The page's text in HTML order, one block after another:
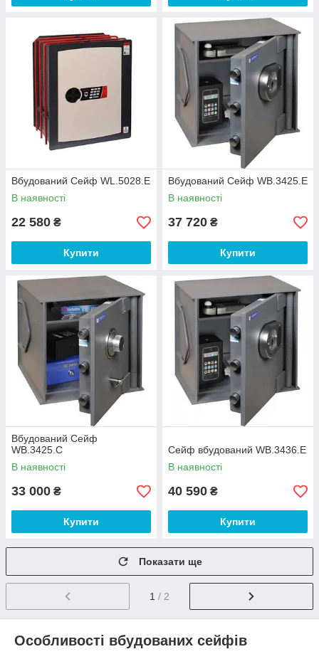
Вбудований Сейф WL.5028.E
В наявності
22 580 ₴
Купити
Вбудований Сейф WB.3425.E
В наявності
37 720 ₴
Купити
Вбудований Сейф
WB.3425.C
В наявності
33 000 ₴
Купити
Сейф вбудований WB.3436.E
В наявності
40 590 ₴
Купити
Показати ще
1 / 2
Особливості вбудованих сейфів